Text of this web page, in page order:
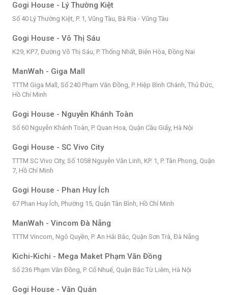
Gogi House - Lý Thường Kiệt
Số 40 Lý Thường Kiệt, P. 1, Vũng Tàu, Bà Rịa - Vũng Tàu
Gogi House - Võ Thị Sáu
K29, KP7, Đường Võ Thị Sáu, P. Thống Nhất, Biên Hòa, Đồng Nai
ManWah - Giga Mall
TTTM Giga Mall, Số 240 Phạm Văn Đồng, P. Hiệp Bình Chánh, Thủ Đức,
Hồ Chí Minh
Gogi House - Nguyễn Khánh Toàn
Số 60 Nguyễn Khánh Toàn, P. Quan Hoa, Quận Cầu Giấy, Hà Nội
Gogi House - SC Vivo City
TTTM SC Vivo City, Số 1058 Nguyễn Văn Linh, KP. 1, P. Tân Phong, Quận
7, Hồ Chí Minh
Gogi House - Phan Huy Ích
67 Phan Huy Ích, Phường 15, Quận Tân Bình, Hồ Chí Minh
ManWah - Vincom Đà Nẵng
TTTM Vincom, Ngô Quyền, P. An Hải Bắc, Quận Sơn Trà, Đà Nẵng
Kichi-Kichi - Mega Maket Phạm Văn Đồng
Số 236 Phạm Văn Đồng, P. Cổ Nhuế, Quận Bắc Từ Liêm, Hà Nội
Gogi House - Văn Quán